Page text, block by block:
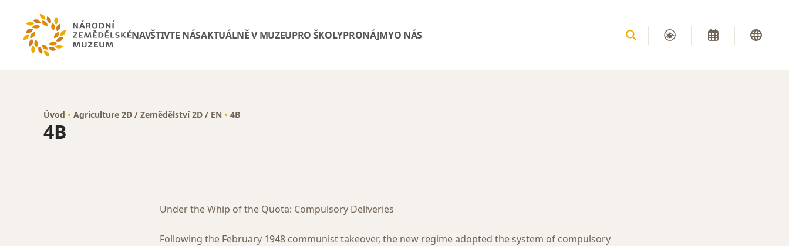
NAVŠTIVTE NÁSAKTUÁLNĚ V MUZEUPRO ŠKOLYPRONÁJMYO NÁS
Úvod Agriculture 2D / Zemědělství 2D / EN 4B
4B
Under the Whip of the Quota: Compulsory Deliveries
Following the February 1948 communist takeover, the new regime adopted the system of compulsory